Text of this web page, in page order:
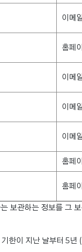
이메
홈페
이메
이메
이메
홈페
홈페
보관하는 정보를 그
한이 지난 날부터 5